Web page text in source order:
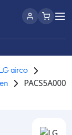
airco
PACS5A000